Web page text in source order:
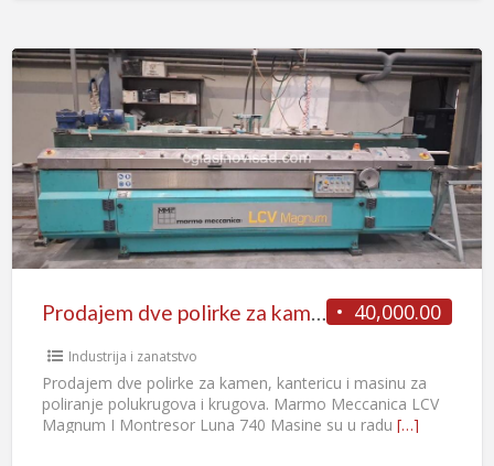
40,000.00
Prodajem dve polirke za kamen, kantericu i masinu za poliranje
Industrija i zanatstvo
Prodajem dve polirke za kamen, kantericu i masinu za
poliranje polukrugova i krugova. Marmo Meccanica LCV
Magnum I Montresor Luna 740 Masine su u radu […]